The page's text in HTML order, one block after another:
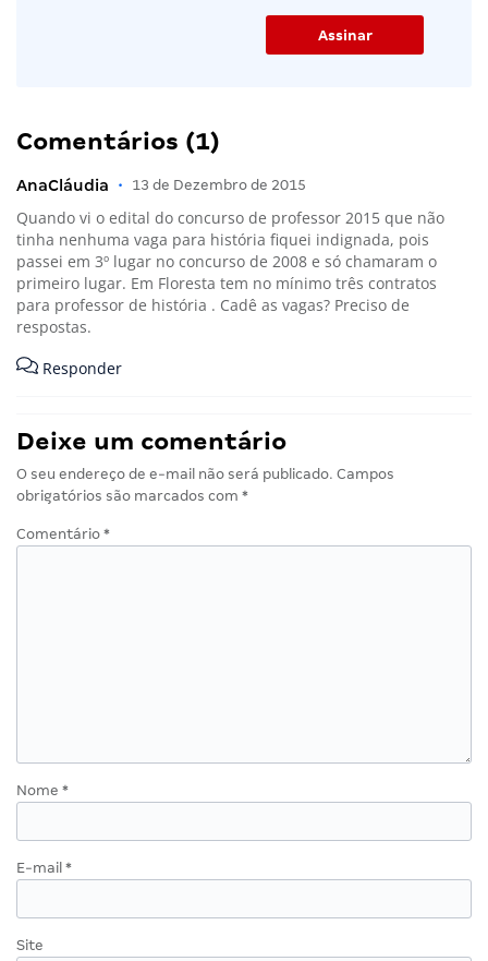
Comentários (1)
AnaCláudia • 13 de Dezembro de 2015
Quando vi o edital do concurso de professor 2015 que não
tinha nenhuma vaga para história fiquei indignada, pois
passei em 3º lugar no concurso de 2008 e só chamaram o
primeiro lugar. Em Floresta tem no mínimo três contratos
para professor de história . Cadê as vagas? Preciso de
respostas.
Responder
Deixe um comentário
O seu endereço de e-mail não será publicado. Campos
obrigatórios são marcados com *
Comentário *
Nome *
E-mail *
Site